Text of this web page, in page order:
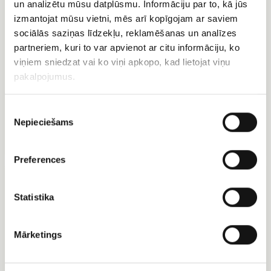
un analizētu mūsu datplūsmu. Informāciju par to, kā jūs
izmantojat mūsu vietni, mēs arī kopīgojam ar saviem
sociālās saziņas līdzekļu, reklamēšanas un analīzes
partneriem, kuri to var apvienot ar citu informāciju, ko
viņiem sniedzat vai ko viņi apkopo, kad lietojat viņu
pakalpojumus.
izvēle
Nepieciešams
Preferences
Statistika
Mārketings
60
cm)
pušķis
roze
grozā
pušķis